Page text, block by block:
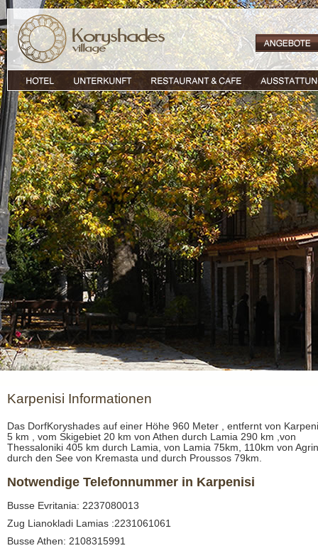
Karpenisi Informationen
Das DorfKoryshades auf einer Höhe 960 Meter , entfernt von
5 km , vom Skigebiet 20 km von Athen durch Lamia 290 km ,von
Thessaloniki 405 km durch Lamia, von Lamia 75km, 110km von
durch den See von Kremasta und durch Proussos 79km.
Notwendige Telefonnummer in Karpenisi
Busse Evritania: 2237080013
Zug Lianokladi Lamias :2231061061
Busse Athen: 2108315991